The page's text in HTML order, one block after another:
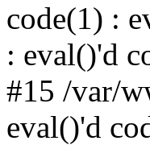
code(1) :
: eval()'d
#15 /var/
eval()'d